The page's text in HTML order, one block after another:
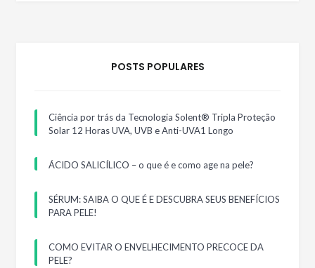
POSTS POPULARES
Ciência por trás da Tecnologia Solent® Tripla Proteção
Solar 12 Horas UVA, UVB e Anti-UVA1 Longo
ÁCIDO SALICÍLICO – o que é e como age na pele?
SÉRUM: SAIBA O QUE É E DESCUBRA SEUS BENEFÍCIOS
PARA PELE!
COMO EVITAR O ENVELHECIMENTO PRECOCE DA
PELE?